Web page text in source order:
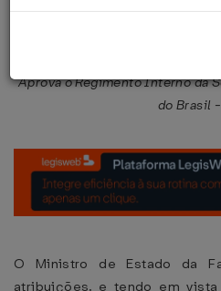
Publicado no DOU
Aprova o Regimento Interno da
do Brasil -
O Ministro de Estado da
atribuições, e tendo em